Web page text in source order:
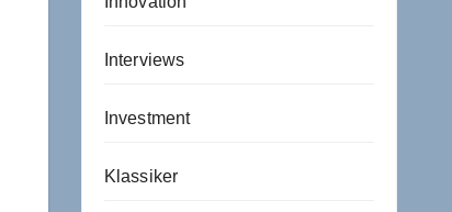
Interviews
Investment
Klassiker